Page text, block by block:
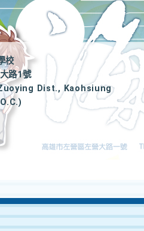
校
路1號
Dist., Kaohsiung